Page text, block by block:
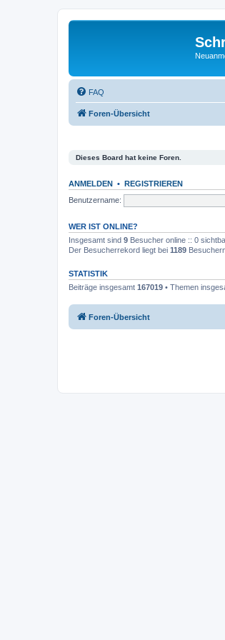
FAQ
Foren-Übersicht
Dieses Board hat keine Foren.
ANMELDEN • REGISTRIEREN
Benutzername:
WER IST ONLINE?
Insgesamt sind 9 Besucher online :: 0
Der Besucherrekord liegt bei 1189
STATISTIK
Beiträge insgesamt 167019 • Themen
Foren-Übersicht